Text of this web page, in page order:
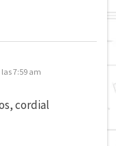
las 7:59 am
cordial